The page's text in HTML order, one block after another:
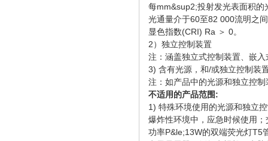
每mm&sup2;投射发光表面积的
光通量介于60至82 000流明之
显色指数(CRI) Ra ＞ 0。
2）独立控制装置
注：涵盖独立式控制装置、嵌
3) 含有光源，和/或独立控制装
注：如产品中的光源和独立控
不适用的产品范围:
1) 特殊环境使用的光源和独立
爆炸性环境中，应急时候使用
功率P&le;13W的双端荧光灯T5